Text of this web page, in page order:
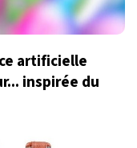
artificielle
inspirée du